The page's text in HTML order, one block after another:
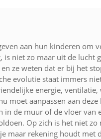
aan hun kinderen om
niet zo maar uit de lucht
ze weten dat er bij het
evolutie staat immers
energie,
moet aanpassen aan
in de muur of de vloer van
Op zich is het niet
maar rekening houdt